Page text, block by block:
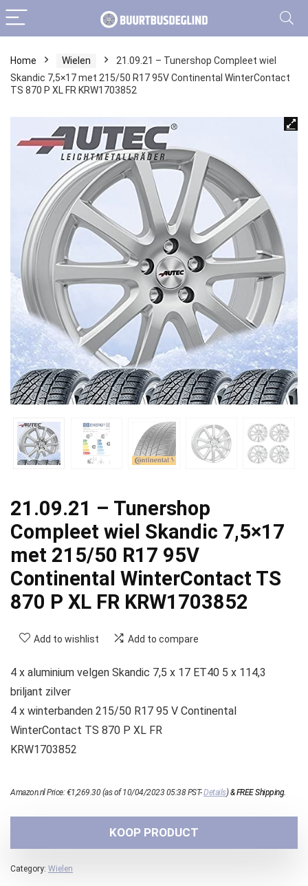
Home Wielen
21.09.21 – Tunershop Compleet wiel
Skandic 7,5×17 met 215/50 R17 95V Continental WinterContact
TS 870 P XL FR KRW1703852
21.09.21 – Tunershop
Compleet wiel Skandic 7,5×17
met 215/50 R17 95V
Continental WinterContact TS
870 P XL FR KRW1703852
Add to wishlist Add to compare
4 x aluminium velgen Skandic 7,5 x 17 ET40 5 x 114,3
briljant zilver
4 x winterbanden 215/50 R17 95 V Continental
WinterContact TS 870 P XL FR
KRW1703852
Amazon.nl Price:€1,269.30(as of 10/04/2023 05:38 PST-Details)&FREE Shipping.
KOOP PRODUCT
Category: Wielen